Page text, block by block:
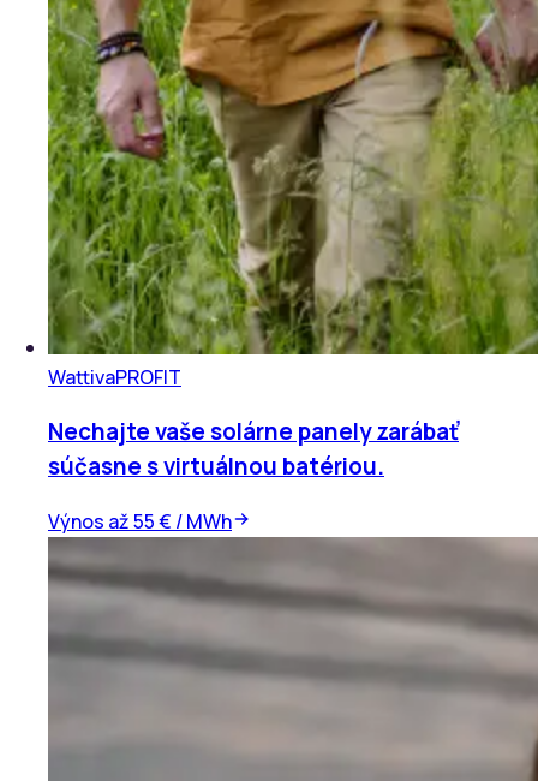
WattivaPROFIT
Nechajte vaše solárne panely zarábať
súčasne s virtuálnou batériou.
Výnos až 55 € / MWh